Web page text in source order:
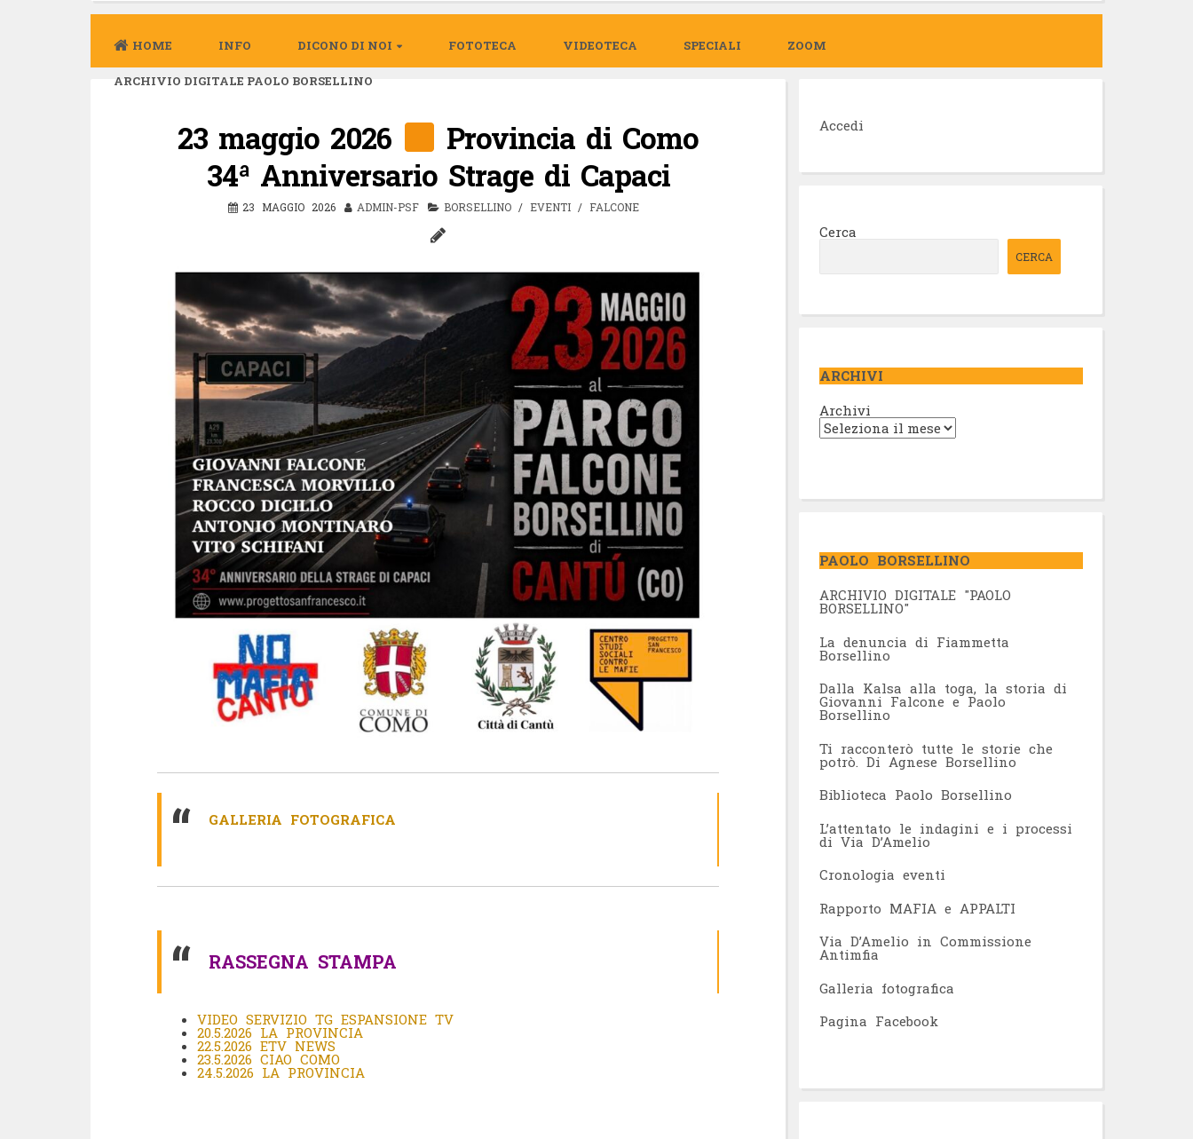
HOME INFO DICONO DI NOI FOTOTECA VIDEOTECA SPECIALI ZOOM
ARCHIVIO DIGITALE PAOLO BORSELLINO
23 maggio 2026
Provincia di Como
34ª Anniversario Strage di Capaci
23 MAGGIO 2026 ADMIN-PSF BORSELLINO / EVENTI / FALCONE
GALLERIA FOTOGRAFICA
RASSEGNA STAMPA
VIDEO SERVIZIO TG ESPANSIONE TV
20.5.2026 LA PROVINCIA
22.5.2026 ETV NEWS
23.5.2026 CIAO COMO
24.5.2026 LA PROVINCIA
Accedi
Cerca
CERCA
ARCHIVI
Archivi
PAOLO BORSELLINO
ARCHIVIO DIGITALE "PAOLO
BORSELLINO"
La denuncia di Fiammetta
Borsellino
Dalla Kalsa alla toga, la storia di
Giovanni Falcone e Paolo
Borsellino
Ti racconterò tutte le storie che
potrò. Di Agnese Borsellino
Biblioteca Paolo Borsellino
L’attentato le indagini e i processi
di Via D’Amelio
Cronologia eventi
Rapporto MAFIA e APPALTI
Via D’Amelio in Commissione
Antimfia
Galleria fotografica
Pagina Facebook